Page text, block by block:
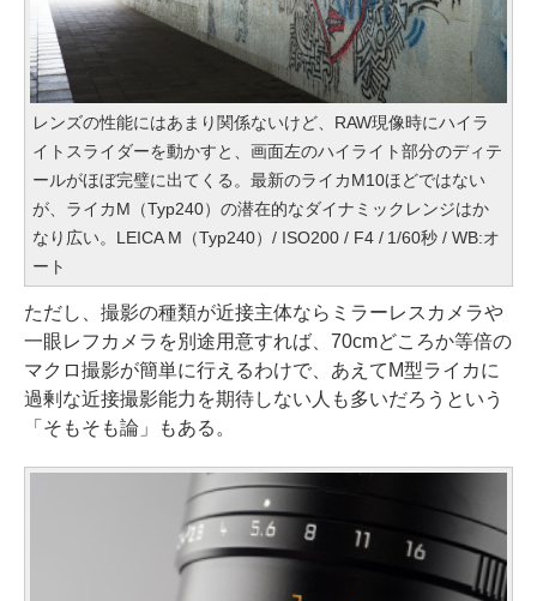
レンズの性能にはあまり関係ないけど、RAW現像時にハイラ
イトスライダーを動かすと、画面左のハイライト部分のディテ
ールがほぼ完璧に出てくる。最新のライカM10ほどではない
が、ライカM（Typ240）の潜在的なダイナミックレンジはか
なり広い。LEICA M（Typ240）/ ISO200 / F4 / 1/60秒 / WB:オ
ート
ただし、撮影の種類が近接主体ならミラーレスカメラや
一眼レフカメラを別途用意すれば、70cmどころか等倍の
マクロ撮影が簡単に行えるわけで、あえてM型ライカに
過剰な近接撮影能力を期待しない人も多いだろうという
「そもそも論」もある。